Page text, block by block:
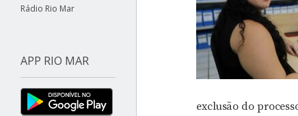
Rádio Rio Mar
APP RIO MAR
exclusão do